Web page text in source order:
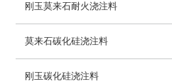
刚玉莫来石耐火浇注料
莫来石碳化硅浇注料
刚玉碳化硅浇注料